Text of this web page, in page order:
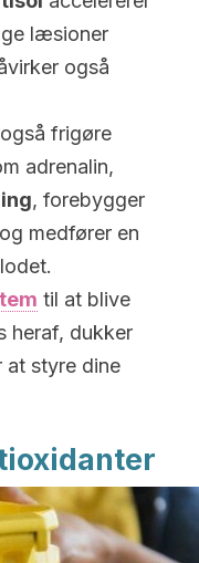
læsioner
også
frigøre
adrenalin,
, forebygger
medfører en
til at blive
heraf, dukker
styre dine